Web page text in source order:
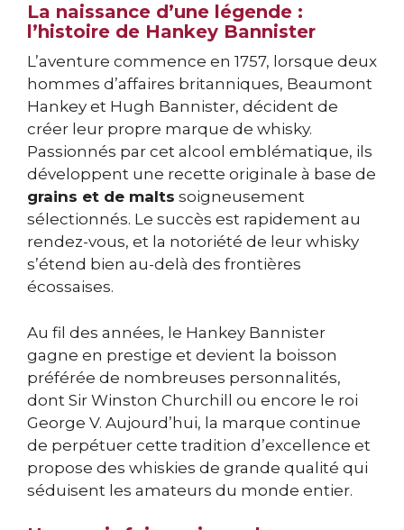
La naissance d’une légende :
l’histoire de Hankey Bannister
L’aventure commence en 1757, lorsque deux
hommes d’affaires britanniques, Beaumont
Hankey et Hugh Bannister, décident de
créer leur propre marque de whisky.
Passionnés par cet alcool emblématique, ils
développent une recette originale à base de
grains et de malts soigneusement
sélectionnés. Le succès est rapidement au
rendez-vous, et la notoriété de leur whisky
s’étend bien au-delà des frontières
écossaises.
Au fil des années, le Hankey Bannister
gagne en prestige et devient la boisson
préférée de nombreuses personnalités,
dont Sir Winston Churchill ou encore le roi
George V. Aujourd’hui, la marque continue
de perpétuer cette tradition d’excellence et
propose des whiskies de grande qualité qui
séduisent les amateurs du monde entier.